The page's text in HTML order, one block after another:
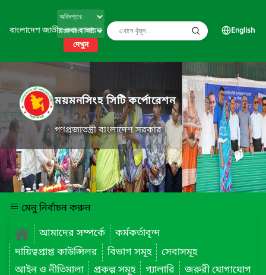
বাংলাদেশ জাতীয় তথ্য বাতায়ন
দেখুন
English
ময়মনসিংহ সিটি কর্পোরেশন
গণপ্রজাতন্ত্রী বাংলাদেশ সরকার
মেনু নির্বাচন করুন
আমাদের সম্পর্কে
কর্মকর্তাবৃন্দ
দায়িত্বপ্রাপ্ত কাউন্সিলর
বিভাগ সমূহ
সেবাসমূহ
আইন ও নীতিমালা
প্রকল্প সমূহ গ্যালারি জরুরী যোগাযোগ